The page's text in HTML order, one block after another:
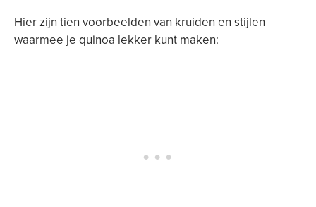
Hier zijn tien voorbeelden van kruiden en stijlen
waarmee je quinoa lekker kunt maken: